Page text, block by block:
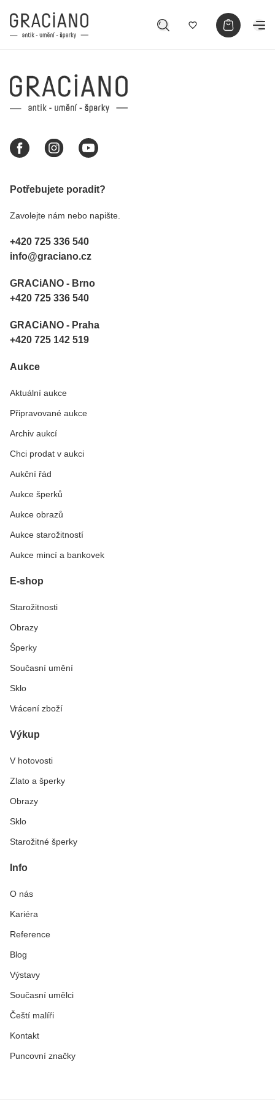
Potřebujete poradit?
Zavolejte nám nebo napište.
+420 725 336 540
info@graciano.cz
GRACiANO - Brno
+420 725 336 540
GRACiANO - Praha
+420 725 142 519
Aukce
Aktuální aukce
Připravované aukce
Archiv aukcí
Chci prodat v aukci
Aukční řád
Aukce šperků
Aukce obrazů
Aukce starožitností
Aukce mincí a bankovek
E-shop
Starožitnosti
Obrazy
Šperky
Současní umění
Sklo
Vrácení zboží
Výkup
V hotovosti
Zlato a šperky
Obrazy
Sklo
Starožitné šperky
Info
O nás
Kariéra
Reference
Blog
Výstavy
Současní umělci
Čeští malíři
Kontakt
Puncovní značky